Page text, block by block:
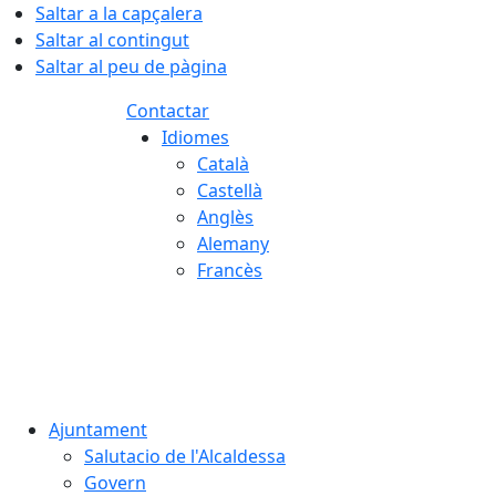
Saltar a la capçalera
Saltar al contingut
Saltar al peu de pàgina
Contactar
Idiomes
Català
Castellà
Anglès
Alemany
Francès
Ajuntament
Salutacio de l'Alcaldessa
Govern